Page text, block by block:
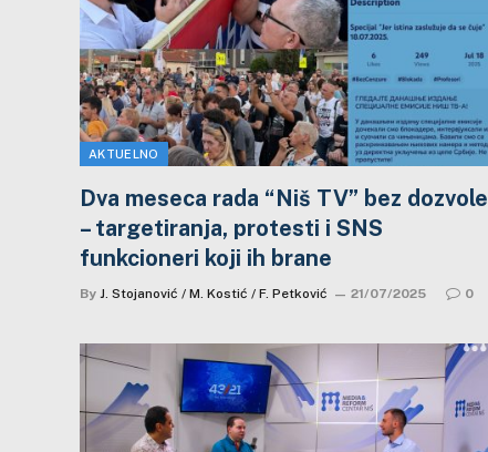
AKTUELNO
Dva meseca rada “Niš TV” bez dozvole
– targetiranja, protesti i SNS
funkcioneri koji ih brane
By J. Stojanović / M. Kostić / F. Petković 21/07/2025 0